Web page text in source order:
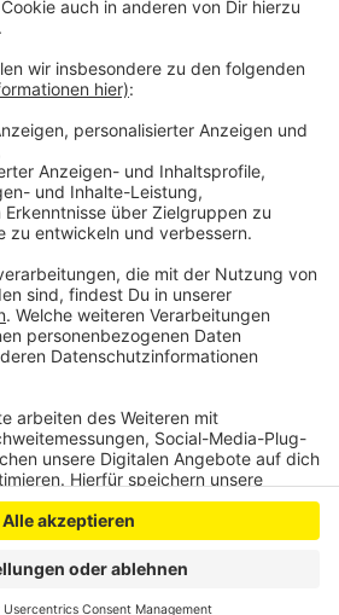
im Hinblick auf die aktuelle
an der türkisch-griechischen
für die letzte Ratssitzung
forderten sie, dass in
minderjährige
werden sollen.